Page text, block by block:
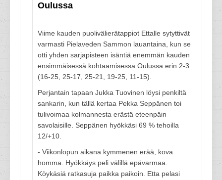
Oulussa
Viime kauden puolivälierätappiot Ettalle sytyttivät
varmasti Pielaveden Sammon lauantaina, kun se
otti yhden sarjapisteen isäntiä enemmän kauden
ensimmäisessä kohtaamisessa Oulussa erin 2-3
(16-25, 25-17, 25-21, 19-25, 11-15).
Perjantain tapaan Jukka Tuovinen löysi penkiltä
sankarin, kun tällä kertaa Pekka Seppänen toi
tulivoimaa kolmannesta erästä eteenpäin
savolaisille. Seppänen hyökkäsi 69 % tehoilla
12/+10.
- Viikonlopun aikana kymmenen erää, kova
homma. Hyökkäys peli välillä epävarmaa.
Köykäsiä ratkasuja paikka paikoin. Etta pelasi